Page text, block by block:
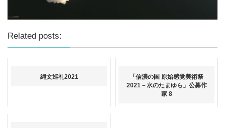
Related posts:
縄文巡礼2021
「信濃の国 原始感覚美術祭
2021－水のたまゆら」公募作
家 8